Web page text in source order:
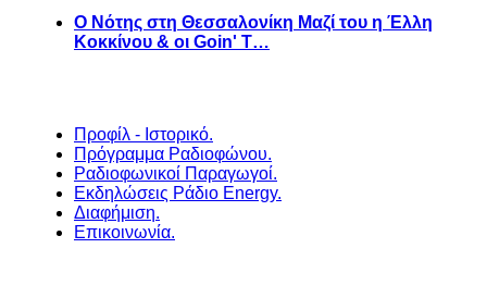
Ο Νότης στη Θεσσαλονίκη Μαζί του η Έλλη
Κοκκίνου & οι Goin' T…
Προφίλ - Ιστορικό.
Πρόγραμμα Ραδιοφώνου.
Ραδιοφωνικοί Παραγωγοί.
Εκδηλώσεις Ράδιο Energy.
Διαφήμιση.
Επικοινωνία.